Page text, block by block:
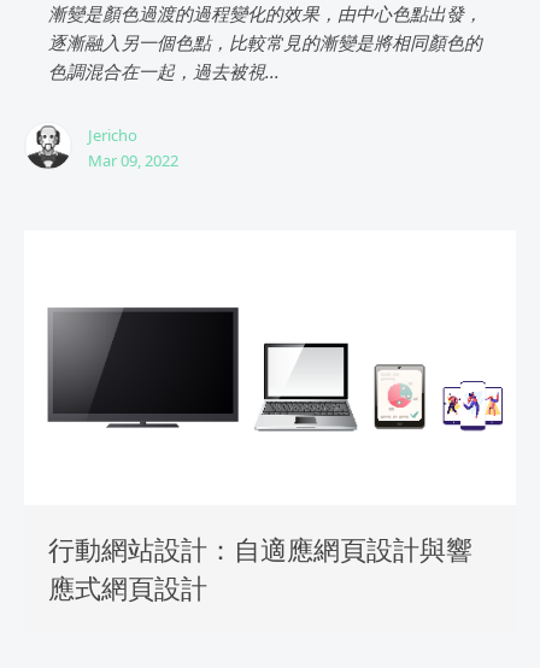
漸變是顏色過渡的過程變化的效果，由中心色點出發，
逐漸融入另一個色點，比較常見的漸變是將相同顏色的
色調混合在一起，過去被視...
Jericho
Mar 09, 2022
行動網站設計：自適應網頁設計與響
應式網頁設計